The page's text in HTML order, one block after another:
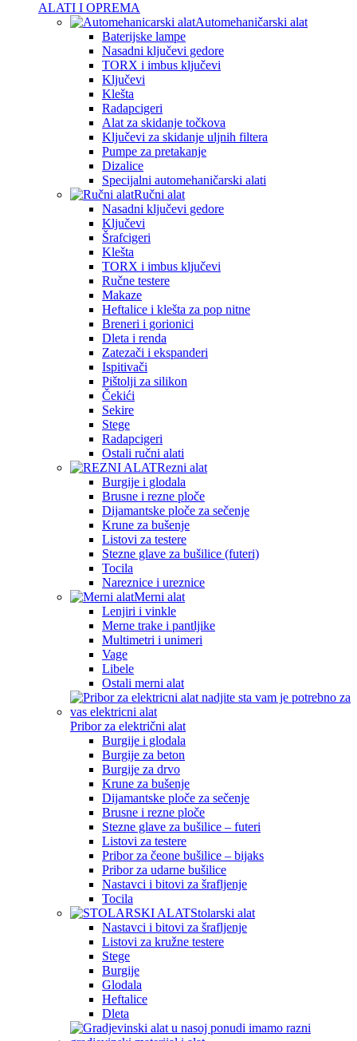
ALATI I OPREMA
Automehaničarski alat
Baterijske lampe
Nasadni ključevi gedore
TORX i imbus ključevi
Ključevi
Klešta
Radapcigeri
Alat za skidanje točkova
Ključevi za skidanje uljnih filtera
Pumpe za pretakanje
Dizalice
Specijalni automehaničarski alati
Ručni alat
Nasadni ključevi gedore
Ključevi
Šrafcigeri
Klešta
TORX i imbus ključevi
Ručne testere
Makaze
Heftalice i klešta za pop nitne
Breneri i gorionici
Dleta i renda
Zatezači i ekspanderi
Ispitivači
Pištolji za silikon
Čekići
Sekire
Stege
Radapcigeri
Ostali ručni alati
Rezni alat
Burgije i glodala
Brusne i rezne ploče
Dijamantske ploče za sečenje
Krune za bušenje
Listovi za testere
Stezne glave za bušilice (futeri)
Tocila
Nareznice i ureznice
Merni alat
Lenjiri i vinkle
Merne trake i pantljike
Multimetri i unimeri
Vage
Libele
Ostali merni alat
Pribor za električni alat
Burgije i glodala
Burgije za beton
Burgije za drvo
Krune za bušenje
Dijamantske ploče za sečenje
Brusne i rezne ploče
Stezne glave za bušilice – futeri
Listovi za testere
Pribor za čeone bušilice – bijaks
Pribor za udarne bušilice
Nastavci i bitovi za šrafljenje
Tocila
Stolarski alat
Nastavci i bitovi za šrafljenje
Listovi za kružne testere
Stege
Burgije
Glodala
Heftalice
Dleta